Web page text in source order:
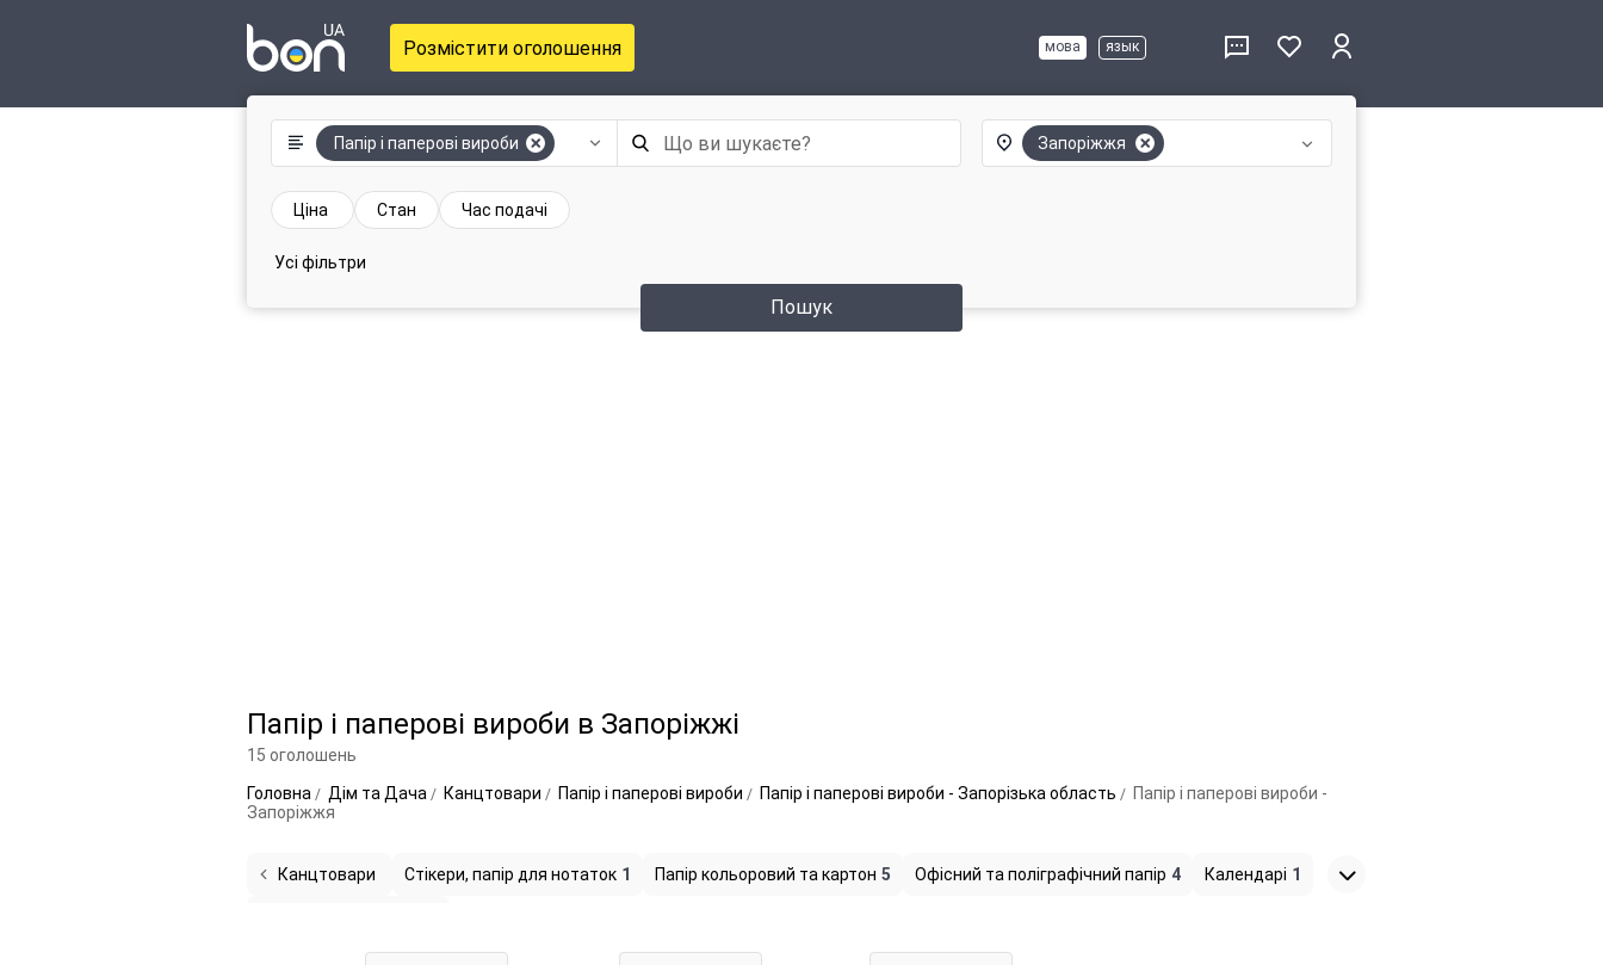
Розмістити оголошення мова язык
Папір і паперові вироби Запоріжжя
Пошук
Ціна Стан Час подачі
Усі фільтри
Папір і паперові вироби в Запоріжжі
15 оголошень
Головна
Дім та Дача Канцтовари Папір і паперові вироби Папір і паперові вироби - Запорізька область
Папір і паперові вироби -
Запоріжжя
Канцтовари Стікери, папір для нотаток 1 Папір кольоровий та картон 5 Офісний та поліграфічний папір 4 Календарі 1